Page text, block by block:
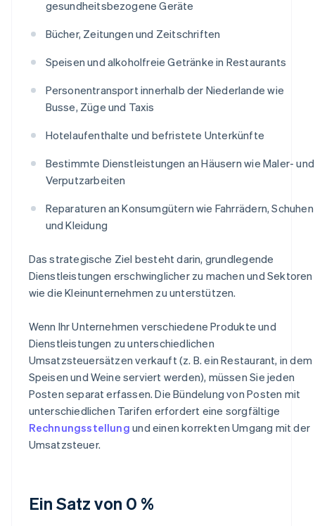
gesundheitsbezogene Geräte
Bücher, Zeitungen und Zeitschriften
Speisen und alkoholfreie Getränke in Restaurants
Personentransport innerhalb der Niederlande wie
Busse, Züge und Taxis
Hotelaufenthalte und befristete Unterkünfte
Bestimmte Dienstleistungen an Häusern wie Maler- und
Verputzarbeiten
Reparaturen an Konsumgütern wie Fahrrädern, Schuhen
und Kleidung
Das strategische Ziel besteht darin, grundlegende
Dienstleistungen erschwinglicher zu machen und Sektoren
wie die Kleinunternehmen zu unterstützen.
Wenn Ihr Unternehmen verschiedene Produkte und
Dienstleistungen zu unterschiedlichen
Umsatzsteuersätzen verkauft (z. B. ein Restaurant, in dem
Speisen und Weine serviert werden), müssen Sie jeden
Posten separat erfassen. Die Bündelung von Posten mit
unterschiedlichen Tarifen erfordert eine sorgfältige
Rechnungsstellung und einen korrekten Umgang mit der
Umsatzsteuer.
Ein Satz von 0 %